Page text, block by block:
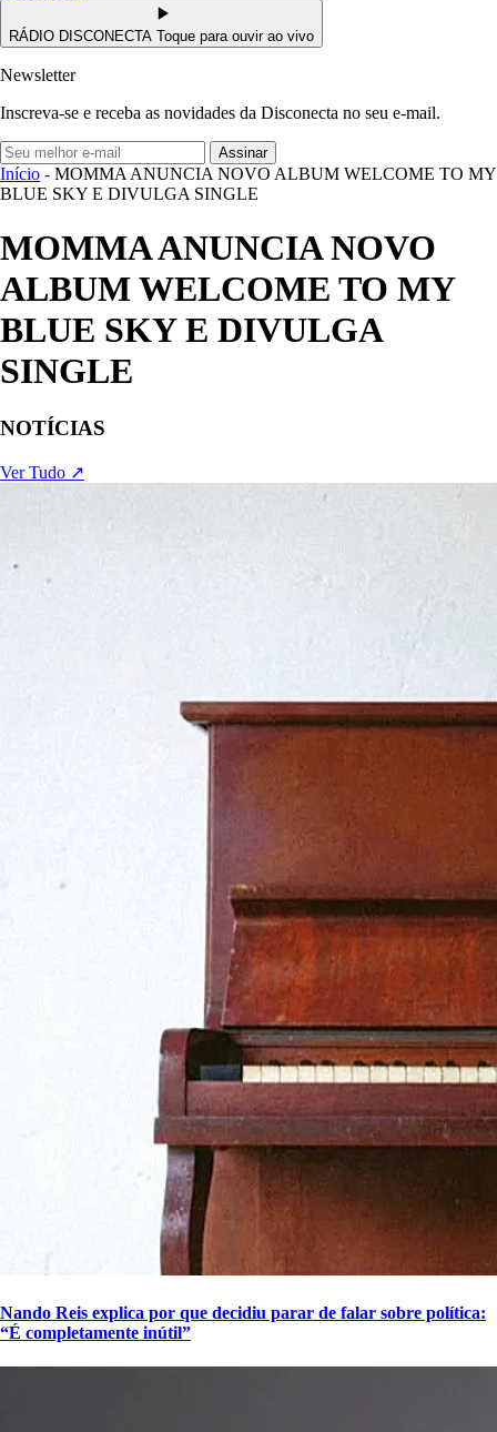
RÁDIO DISCONECTA Toque para ouvir ao vivo
Newsletter
Inscreva-se e receba as novidades da Disconecta no seu e-mail.
Assinar
Início - MOMMA ANUNCIA NOVO ALBUM WELCOME TO MY
BLUE SKY E DIVULGA SINGLE
MOMMA ANUNCIA NOVO
ALBUM WELCOME TO MY
BLUE SKY E DIVULGA
SINGLE
NOTÍCIAS
Ver Tudo ↗
Nando Reis explica por que decidiu parar de falar sobre política:
“É completamente inútil”